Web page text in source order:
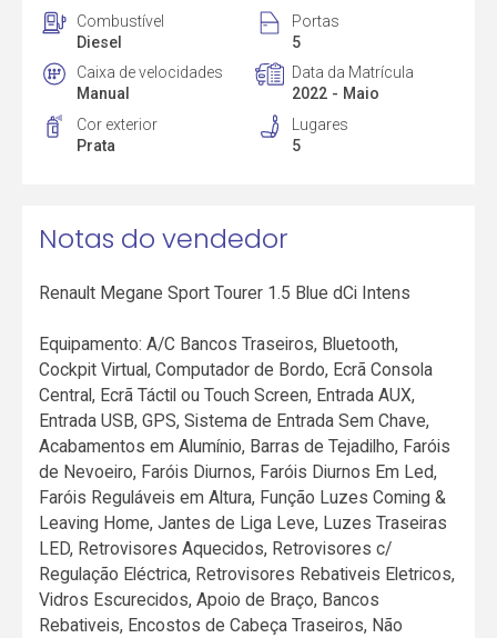
Combustível
Diesel
Portas
5
Caixa de velocidades
Manual
Data da Matrícula
2022 - Maio
Cor exterior
Prata
Lugares
5
Notas do vendedor
Renault Megane Sport Tourer 1.5 Blue dCi Intens
Equipamento: A/C Bancos Traseiros, Bluetooth,
Cockpit Virtual, Computador de Bordo, Ecrã Consola
Central, Ecrã Táctil ou Touch Screen, Entrada AUX,
Entrada USB, GPS, Sistema de Entrada Sem Chave,
Acabamentos em Alumínio, Barras de Tejadilho, Faróis
de Nevoeiro, Faróis Diurnos, Faróis Diurnos Em Led,
Faróis Reguláveis em Altura, Função Luzes Coming &
Leaving Home, Jantes de Liga Leve, Luzes Traseiras
LED, Retrovisores Aquecidos, Retrovisores c/
Regulação Eléctrica, Retrovisores Rebativeis Eletricos,
Vidros Escurecidos, Apoio de Braço, Bancos
Rebativeis, Encostos de Cabeça Traseiros, Não